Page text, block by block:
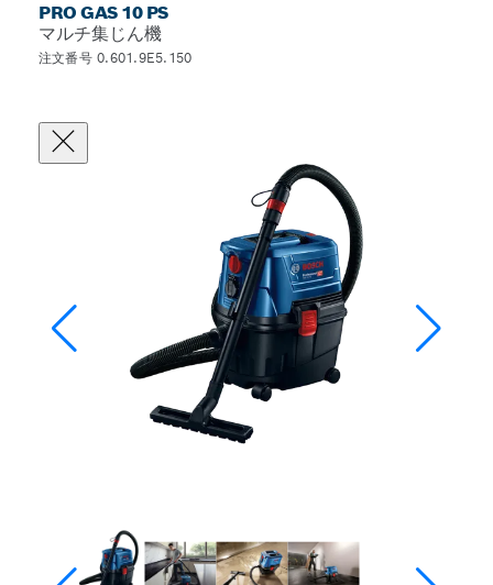
PRO GAS 10 PS
マルチ集じん機
注文番号 0.601.9E5.150